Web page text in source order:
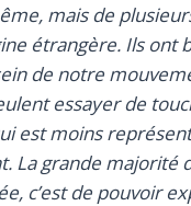
mais de
étrangère. Ils ont
de notre
essayer de
est moins
La grande majorité
c’est de pouvoir